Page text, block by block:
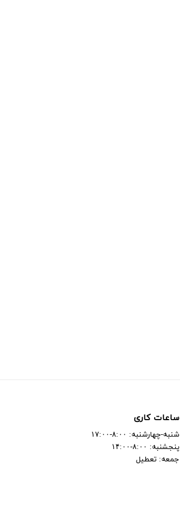
ساعات کاری
شنبه-چهارشنبه: ۸:۰۰-۱۷:۰۰
پنجشنبه: ۸:۰۰-۱۴:۰۰
جمعه: تعطیل